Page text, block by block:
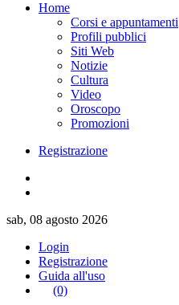
Home
Corsi e appuntamenti
Profili pubblici
Siti Web
Notizie
Cultura
Video
Oroscopo
Promozioni
Registrazione
sab, 08 agosto 2026
Login
Registrazione
Guida all'uso
(0)